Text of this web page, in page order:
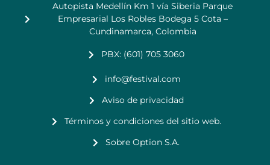
Autopista Medellín Km 1 vía Siberia Parque
Empresarial Los Robles Bodega 5 Cota –
Cundinamarca, Colombia
PBX: (601) 705 3060
info@festival.com
Aviso de privacidad
Términos y condiciones del sitio web.
Sobre Option S.A.